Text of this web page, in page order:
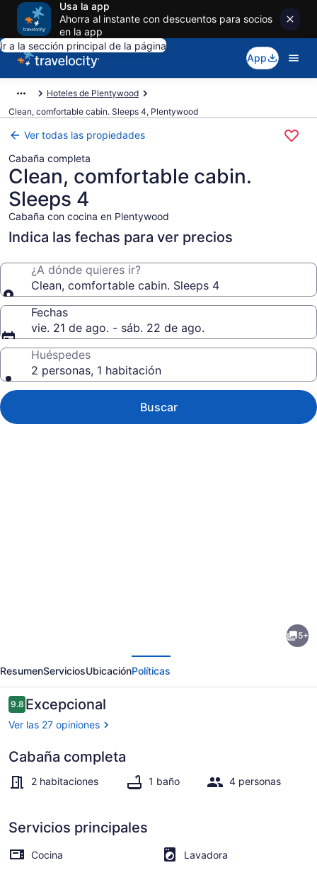
Usa la app
Ahorra al instante con descuentos para socios
en la app
Ir a la sección principal de la página
App
Hoteles de Plentywood
Clean, comfortable cabin. Sleeps 4, Plentywood
Ver todas las propiedades
Cabaña completa
Clean, comfortable cabin.
Sleeps 4
Cabaña con cocina en Plentywood
Indica las fechas para ver precios
¿A dónde quieres ir?
Clean, comfortable cabin. Sleeps 4
Fechas
vie. 21 de ago. - sáb. 22 de ago.
Huéspedes
2 personas, 1 habitación
Buscar
comfortable
cabin.
Sleeps
4
5+
ResumenServiciosUbicaciónPolíticas
Opiniones
9.89.8 de 10,
Excepcional
Ver las 27 opiniones
Cabaña completa
2 habitaciones 1 baño 4 personas
Servicios principales
Cocina
Lavadora